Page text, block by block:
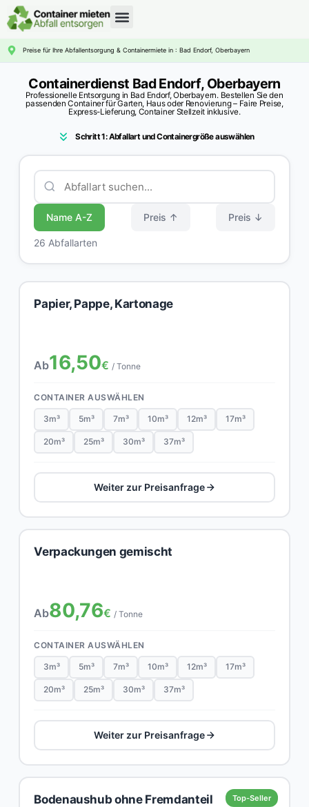
Preise für Ihre Abfallentsorgung & Containermiete in : Bad Endorf, Oberbayern
Containerdienst Bad Endorf, Oberbayern
Professionelle Entsorgung in Bad Endorf, Oberbayern. Bestellen Sie den
passenden Container für Garten, Haus oder Renovierung – Faire Preise,
Express-Lieferung, Container Stellzeit inklusive.
Schritt 1: Abfallart und Containergröße auswählen
Name A-Z Preis ↑ Preis ↓
26 Abfallarten
Papier, Pappe, Kartonage
Ab16,50€ / Tonne
CONTAINER AUSWÄHLEN
3m³ 5m³ 7m³ 10m³ 12m³ 17m³
20m³ 25m³ 30m³ 37m³
Weiter zur Preisanfrage
Verpackungen gemischt
Ab80,76€ / Tonne
CONTAINER AUSWÄHLEN
3m³ 5m³ 7m³ 10m³ 12m³ 17m³
20m³ 25m³ 30m³ 37m³
Weiter zur Preisanfrage
Top-Seller
Bodenaushub ohne Fremdanteil